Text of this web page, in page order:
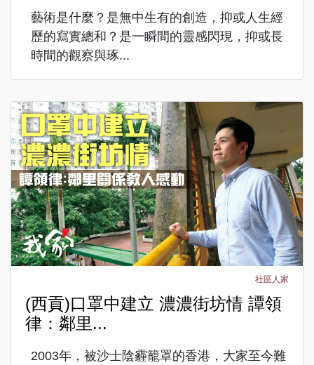
藝術是什麼？是無中生有的創造，抑或人生經
歷的寫實總和？是一瞬間的靈感閃現，抑或長
時間的觀察與琢...
社區人家
(西貢)口罩中建立 濃濃街坊情 譚領
律：鄰里...
2003年，被沙士陰霾籠罩的香港，大家至今難